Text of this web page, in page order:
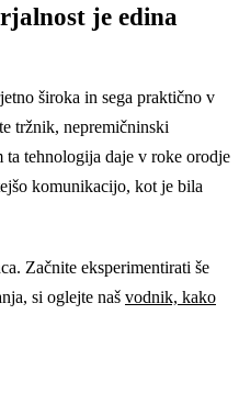
je edina
široka in sega praktično v
tržnik, nepremičninski
tehnologija daje v roke orodje
komunikacijo, kot je bila
Začnite eksperimentirati še
si oglejte naš vodnik, kako